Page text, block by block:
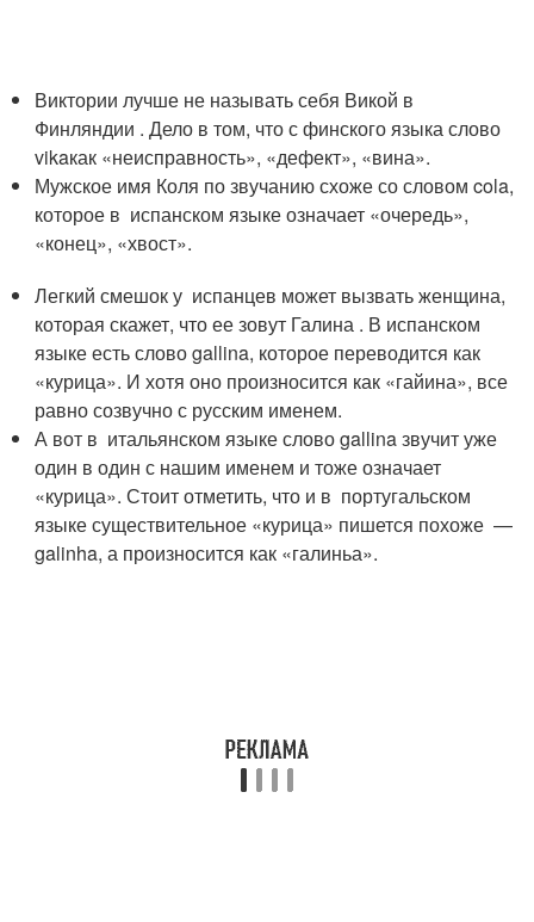
Виктории лучше не называть себя Викой в
Финляндии . Дело в том, что с финского языка слово
vikaкак «неисправность», «дефект», «вина».
Мужское имя Коля по звучанию схоже со словом cola,
которое в испанском языке означает «очередь»,
«конец», «хвост».
Легкий смешок у испанцев может вызвать женщина,
которая скажет, что ее зовут Галина . В испанском
языке есть слово gallina, которое переводится как
«курица». И хотя оно произносится как «гайина», все
равно созвучно с русским именем.
А вот в итальянском языке слово gallina звучит уже
один в один с нашим именем и тоже означает
«курица». Стоит отметить, что и в португальском
языке существительное «курица» пишется похоже —
galinha, а произносится как «галиньа».